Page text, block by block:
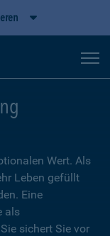
Wert. Als
Leben gefüllt
Eine
als
sichert Sie vor